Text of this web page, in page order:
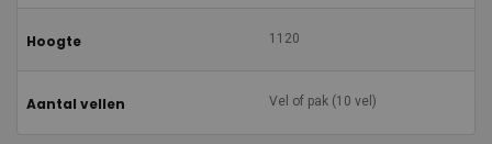
Hoogte 1120
Aantal vellen Vel of pak (10 vel)